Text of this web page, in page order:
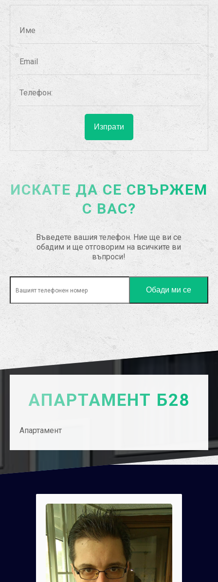
ИСКАТЕ ДА СЕ СВЪРЖЕМ
С ВАС?
Въведете вашия телефон. Ние ще ви се
обадим и ще отговорим на всичките ви
въпроси!
АПАРТАМЕНТ Б28
Апартамент